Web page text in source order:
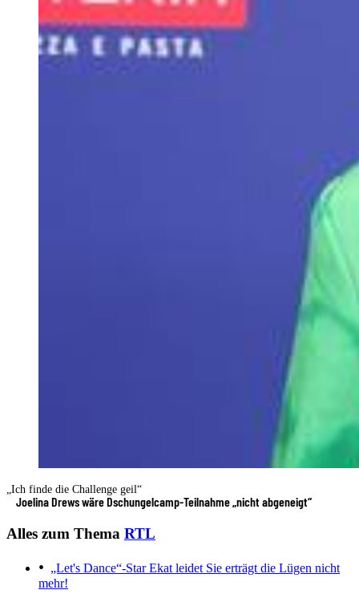
„Ich finde die Challenge geil“
Joelina Drews wäre Dschungelcamp-Teilnahme „nicht abgeneigt“
Alles zum Thema RTL
„Let's Dance“-Star Ekat leidet Sie erträgt die Lügen nicht
mehr!